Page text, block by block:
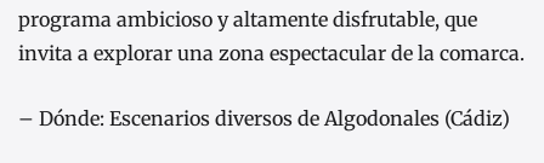
programa ambicioso y altamente disfrutable, que
invita a explorar una zona espectacular de la comarca.
– Dónde: Escenarios diversos de Algodonales (Cádiz)